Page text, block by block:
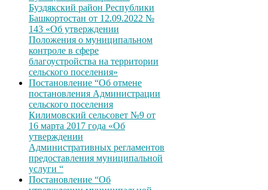
Буздякский район Республики
Башкортостан от 12.09.2022 №
143 «Об утверждении
Положения о муниципальном
контроле в сфере
благоустройства на территории
сельского поселения»
Постановление “Об отмене
постановления Администрации
сельского поселения
Килимовский сельсовет №9 от
16 марта 2017 года «Об
утверждении
Административных регламентов
предоставления муниципальной
услуги “
Постановление “Об